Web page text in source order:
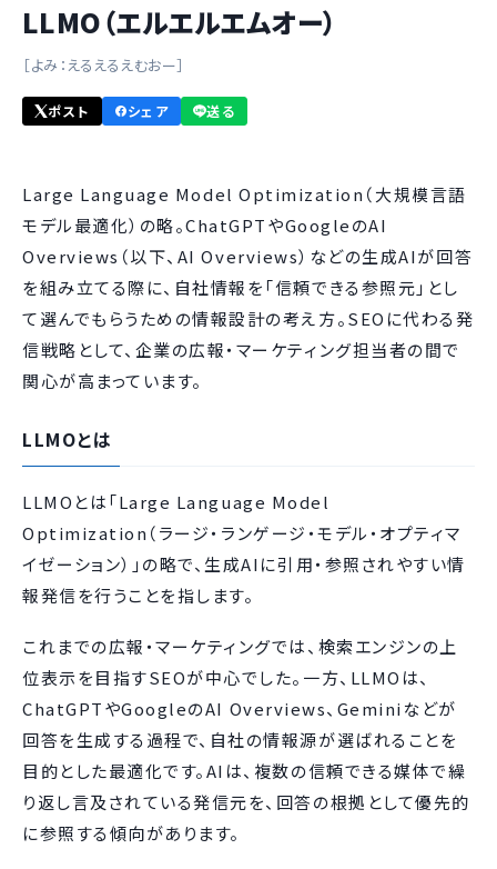
LLMO（エルエルエムオー）
えるえるえむおー
ポスト シェア 送る
Large Language Model Optimization（大規模言語
モデル最適化）の略。ChatGPTやGoogleのAI
Overviews（以下、AI Overviews）などの生成AIが回答
を組み立てる際に、自社情報を「信頼できる参照元」とし
て選んでもらうための情報設計の考え方。SEOに代わる発
信戦略として、企業の広報・マーケティング担当者の間で
関心が高まっています。
LLMOとは
LLMOとは「Large Language Model
Optimization（ラージ・ランゲージ・モデル・オプティマ
イゼーション）」の略で、生成AIに引用・参照されやすい情
報発信を行うことを指します。
これまでの広報・マーケティングでは、検索エンジンの上
位表示を目指すSEOが中心でした。一方、LLMOは、
ChatGPTやGoogleのAI Overviews、Geminiなどが
回答を生成する過程で、自社の情報源が選ばれることを
目的とした最適化です。AIは、複数の信頼できる媒体で繰
り返し言及されている発信元を、回答の根拠として優先的
に参照する傾向があります。